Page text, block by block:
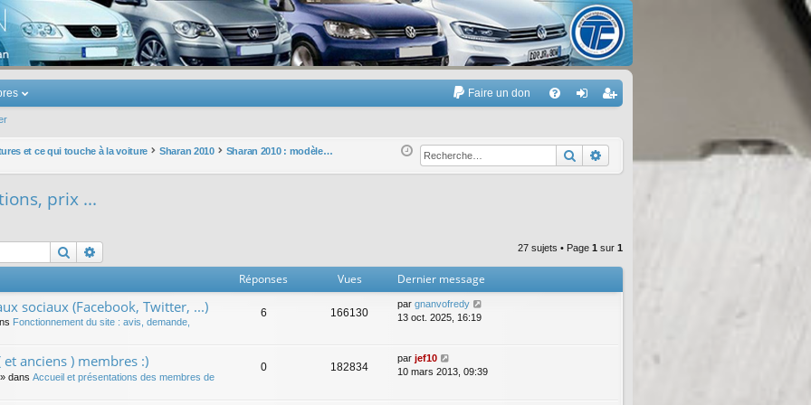
Touran
Faire un don
Q ne
xi
nr
eg
r
et ce qui touche à la voiture Sharan 2010 Sharan 2010 : modèles, options, prix ... RechercherRecherche avancée
prix ...
Rechercher 27 sujets • Page 1 sur 1
Réponses Vues Dernier message
sociaux (Facebook, Twitter, ...)
Fonctionnement du site : avis, demande,
6 166130
par gnanvofredy
13 oct. 2025, 16:19
anciens ) membres :)
» dans Accueil et présentations des membres de
0 182834
par jef10
10 mars 2013, 09:39